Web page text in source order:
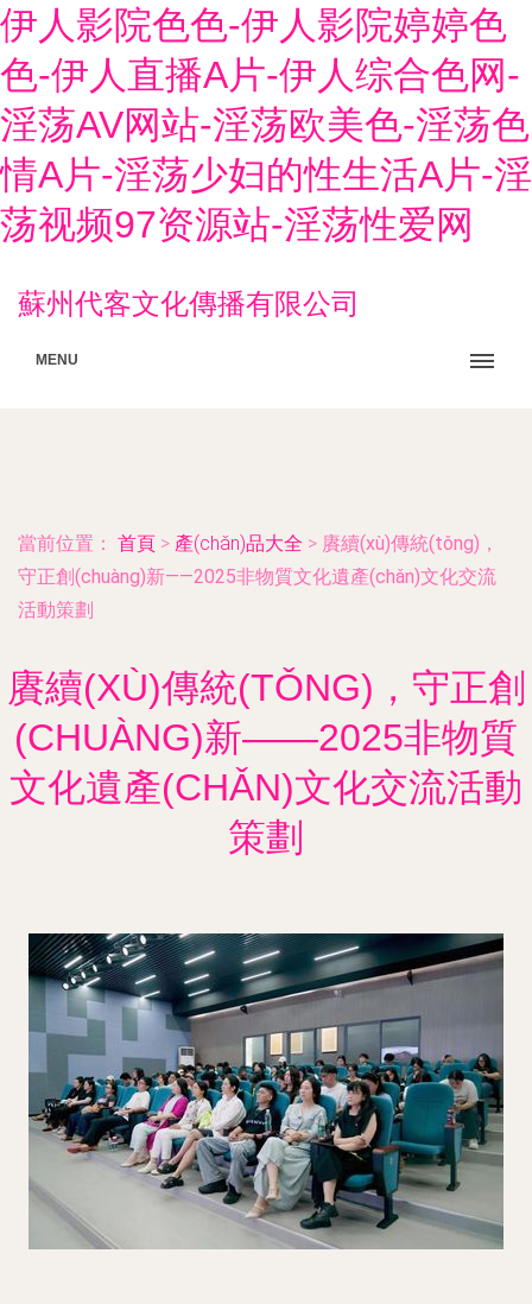
伊人影院色色-伊人影院婷婷色
色-伊人直播A片-伊人综合色网-
淫荡AV网站-淫荡欧美色-淫荡色
情A片-淫荡少妇的性生活A片-淫
荡视频97资源站-淫荡性爱网
蘇州代客文化傳播有限公司
MENU
當前位置： 首頁 > 產(chǎn)品大全 > 賡續(xù)傳統(tǒng)，
守正創(chuàng)新——2025非物質文化遺產(chǎn)文化交流
活動策劃
賡續(XÙ)傳統(TǑNG)，守正創
(CHUÀNG)新——2025非物質
文化遺產(CHǍN)文化交流活動
策劃